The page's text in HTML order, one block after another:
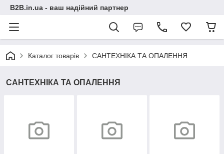
B2B.in.ua - ваш надійний партнер
Каталог товарів САНТЕХНІКА ТА ОПАЛЕННЯ
САНТЕХНІКА ТА ОПАЛЕННЯ